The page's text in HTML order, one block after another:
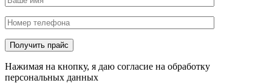
Нажимая на кнопку, я даю согласие на обработку
персональных данных